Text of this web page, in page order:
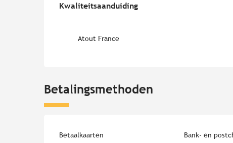
Kwaliteitsaanduiding
Kwaliteitsaanduiding
Atout France
Betalingsmethoden
Betaalkaarten Bank- en